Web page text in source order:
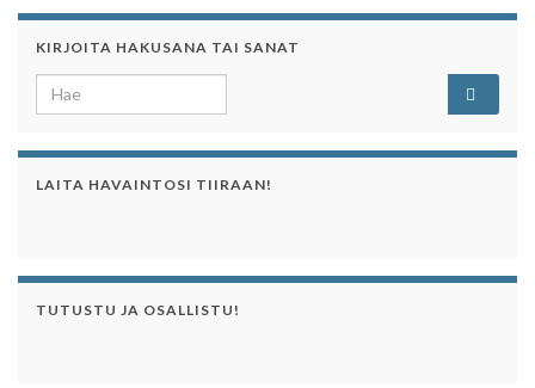
KIRJOITA HAKUSANA TAI SANAT
Search for:
LAITA HAVAINTOSI TIIRAAN!
TUTUSTU JA OSALLISTU!